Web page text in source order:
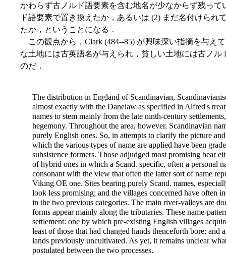
かわらず古ノルド語要素を含む地名が少なからず残っ
ド語要素で置き換えたか，あるいは (2) まだ名付けられ
たか，ということになる．
この観点から，Clark (484--85) が興味深い指摘を与え
な土地には古英語名が与えられ，貧しい土地には古ノ
のだ．
The distribution in England of Scandinavian,
almost exactly with the Danelaw as specified in Alfred's
names to stem mainly from the late ninth-century
hegemony. Throughout the area, however, Scandinavian
purely English ones. So, in attempts to clarify the picture
which the various types of name are applied have been
subsistence formers. Those adjudged most promising bear
of hybrid ones in which a Scand. specific, often a personal
consonant with the view that often the latter sort of name
Viking OE one. Sites bearing purely Scand. names,
look less promising; and the villages concerned have often
in the two previous categories. The main river-valleys are
forms appear mainly along the tributaries. These name-
settlement: one by which pre-existing English villages
least of those that had changed hands thenceforth bore;
lands previously uncultivated. As yet, it remains unclear
postulated between the two processes.